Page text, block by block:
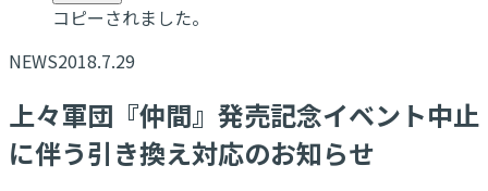
コピーされました。
NEWS2018.7.29
上々軍団『仲間』発売記念イベント中止
に伴う引き換え対応のお知らせ